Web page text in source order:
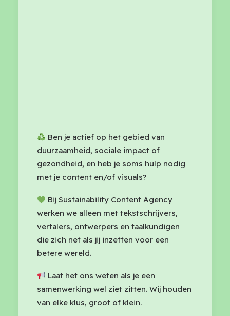
Ben je actief op het gebied van
duurzaamheid, sociale impact of
gezondheid, en heb je soms hulp nodig
met je content en/of visuals?
Bij Sustainability Content Agency
werken we alleen met tekstschrijvers,
vertalers, ontwerpers en taalkundigen
die zich net als jij inzetten voor een
betere wereld.
Laat het ons weten als je een
samenwerking wel ziet zitten. Wij houden
van elke klus, groot of klein.